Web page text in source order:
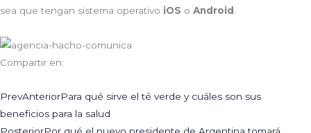
sea que tengan sistema operativo iOS o Android
Compartir en:
PrevAnteriorPara qué sirve el té verde y cuáles son sus
beneficios para la salud